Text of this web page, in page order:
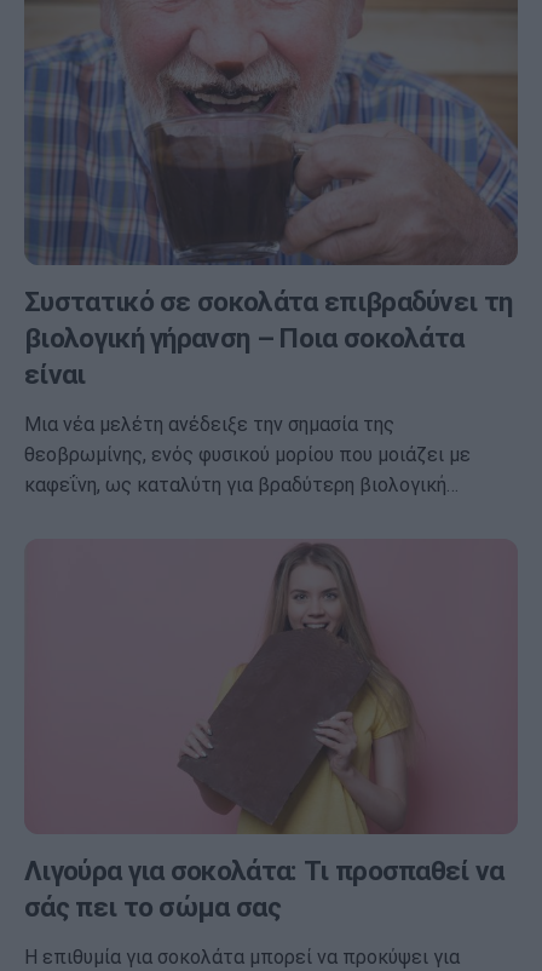
Συστατικό σε σοκολάτα επιβραδύνει τη
βιολογική γήρανση – Ποια σοκολάτα
είναι
Μια νέα μελέτη ανέδειξε την σημασία της
θεοβρωμίνης, ενός φυσικού μορίου που μοιάζει με
καφεΐνη, ως καταλύτη για βραδύτερη βιολογική…
Λιγούρα για σοκολάτα: Τι προσπαθεί να
σάς πει το σώμα σας
Η επιθυμία για σοκολάτα μπορεί να προκύψει για